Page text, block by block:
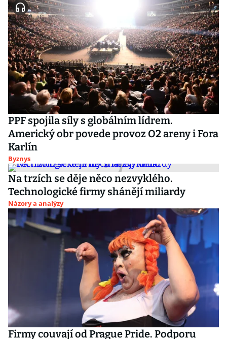
PPF spojila síly s globálním lídrem.
Americký obr povede provoz O2 areny i Fora
Karlín
Byznys
Na trzích se děje něco nezvyklého.
Technologické firmy shánějí miliardy
Názory a analýzy
Firmy couvají od Prague Pride. Podporu